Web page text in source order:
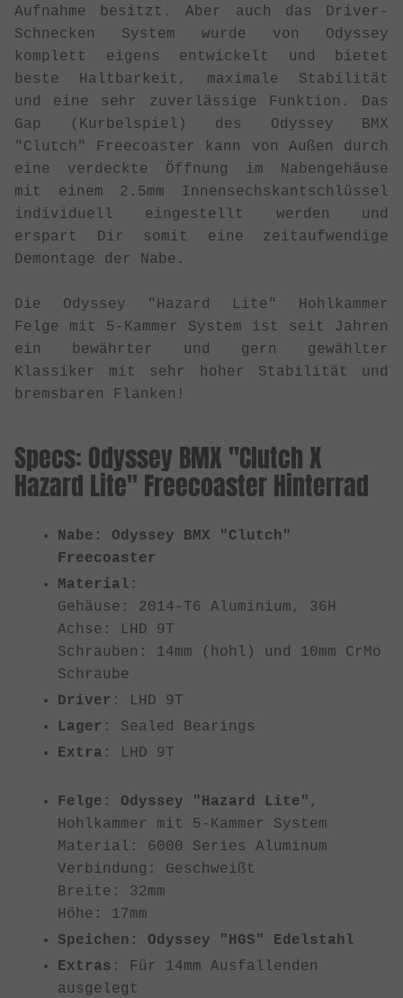
Aufnahme besitzt. Aber auch das Driver-
Schnecken System wurde von Odyssey
komplett eigens entwickelt und bietet
beste Haltbarkeit, maximale Stabilität
und eine sehr zuverlässige Funktion. Das
Gap (Kurbelspiel) des Odyssey BMX
"Clutch" Freecoaster kann von Außen durch
eine verdeckte Öffnung im Nabengehäuse
mit einem 2.5mm Innensechskantschlüssel
individuell eingestellt werden und
erspart Dir somit eine zeitaufwendige
Demontage der Nabe.
Die Odyssey "Hazard Lite" Hohlkammer
Felge mit 5-Kammer System ist seit Jahren
ein bewährter und gern gewählter
Klassiker mit sehr hoher Stabilität und
bremsbaren Flanken!
Specs: Odyssey BMX "Clutch X
Hazard Lite" Freecoaster Hinterrad
Nabe: Odyssey BMX "Clutch"
Freecoaster
Material :
Gehäuse: 2014-T6 Aluminium, 36H
Achse: LHD 9T
Schrauben: 14mm (hohl) und 10mm CrMo
Schraube
Driver : LHD 9T
Lager : Sealed Bearings
Extra : LHD 9T
Felge: Odyssey "Hazard Lite" ,
Hohlkammer mit 5-Kammer System
Material: 6000 Series Aluminum
Verbindung: Geschweißt
Breite: 32mm
Höhe: 17mm
Speichen: Odyssey "HGS" Edelstahl
Extras : Für 14mm Ausfallenden
ausgelegt